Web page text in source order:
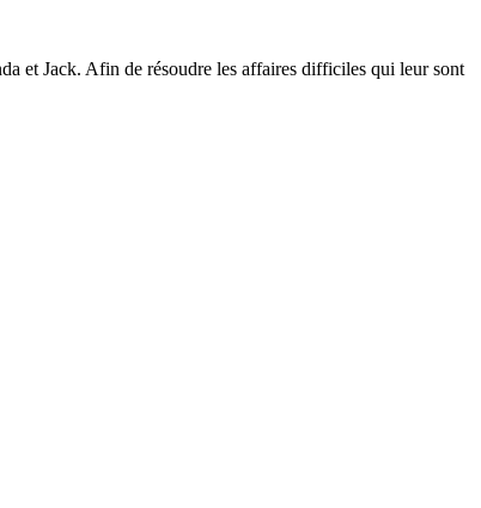
et Jack. Afin de résoudre les affaires difficiles qui leur sont